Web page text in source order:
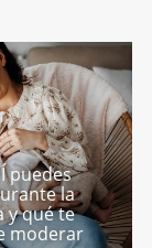
puedes
la
y qué te
moderar